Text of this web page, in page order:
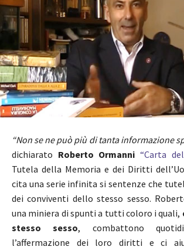
“Non se ne può più di tanta informazione
dichiarato Roberto Ormanni “Carta
Tutela della Memoria e dei Diritti
cita una serie infinita si sentenze che
dei conviventi dello stesso sesso.
una miniera di spunti a tutti coloro i quali,
stesso sesso, combattono
l’affermazione dei loro diritti e ci